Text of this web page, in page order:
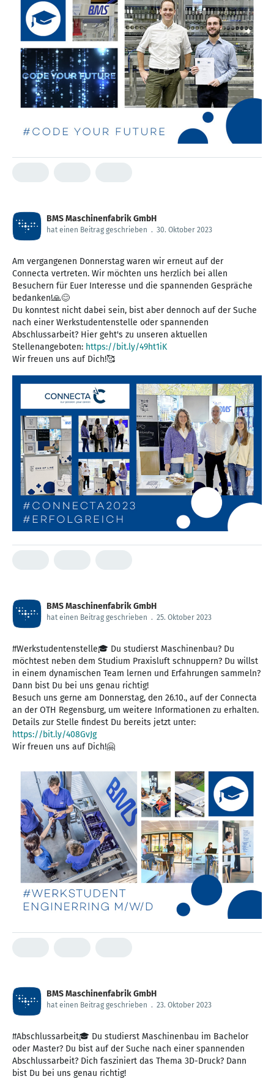
BMS Maschinenfabrik GmbH
hat einen Beitrag geschrieben . 30. Oktober 2023
Am vergangenen Donnerstag waren wir erneut auf der
Connecta vertreten. Wir möchten uns herzlich bei allen
Besuchern für Euer Interesse und die spannenden Gespräche
bedanken!🙏😊
Du konntest nicht dabei sein, bist aber dennoch auf der Suche
nach einer Werkstudentenstelle oder spannenden
Abschlussarbeit? Hier geht's zu unseren aktuellen
Stellenangeboten: https://bit.ly/49ht1iK
Wir freuen uns auf Dich!🥰
BMS Maschinenfabrik GmbH
hat einen Beitrag geschrieben . 25. Oktober 2023
#Werkstudentenstelle🎓 Du studierst Maschinenbau? Du
möchtest neben dem Studium Praxisluft schnuppern? Du willst
in einem dynamischen Team lernen und Erfahrungen sammeln?
Dann bist Du bei uns genau richtig!
Besuch uns gerne am Donnerstag, den 26.10., auf der Connecta
an der OTH Regensburg, um weitere Informationen zu erhalten.
Details zur Stelle findest Du bereits jetzt unter:
https://bit.ly/408GvJg
Wir freuen uns auf Dich!🤗
BMS Maschinenfabrik GmbH
hat einen Beitrag geschrieben . 23. Oktober 2023
#Abschlussarbeit🎓 Du studierst Maschinenbau im Bachelor
oder Master? Du bist auf der Suche nach einer spannenden
Abschlussarbeit? Dich fasziniert das Thema 3D-Druck? Dann
bist Du bei uns genau richtig!